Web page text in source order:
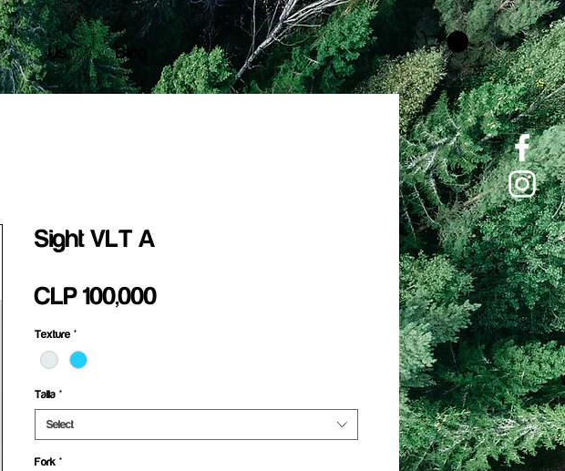
Us Blog
Sight VLT A
CLP 100,000Price
Texture *
Talla *
Select
Fork *